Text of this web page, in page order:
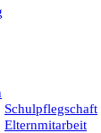
Schulpflegschaft
Elternmitarbeit